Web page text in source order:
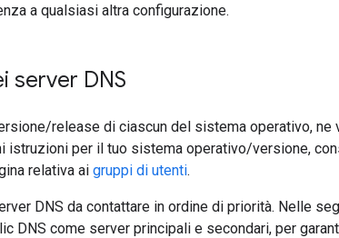
a qualsiasi altra configurazione.
server DNS
release di ciascun del sistema operativo, ne
istruzioni per il tuo sistema operativo/versione,
relativa ai gruppi di utenti.
DNS da contattare in ordine di priorità. Nelle
DNS come server principali e secondari, per